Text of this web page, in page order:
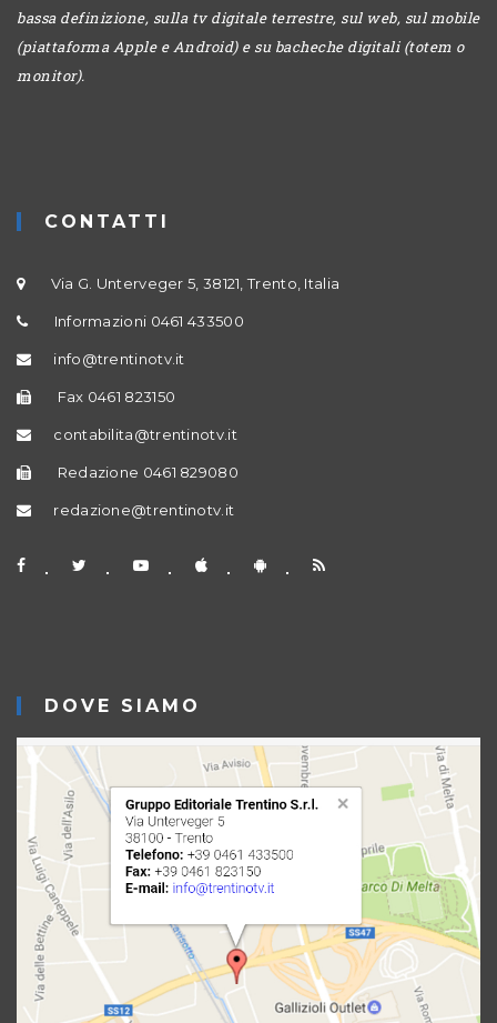
bassa definizione, sulla tv digitale terrestre, sul web, sul mobile
(piattaforma Apple e Android) e su bacheche digitali (totem o
monitor).
CONTATTI
Via G. Unterveger 5, 38121, Trento, Italia
Informazioni 0461 433500
info@trentinotv.it
Fax 0461 823150
contabilita@trentinotv.it
Redazione 0461 829080
redazione@trentinotv.it
DOVE SIAMO